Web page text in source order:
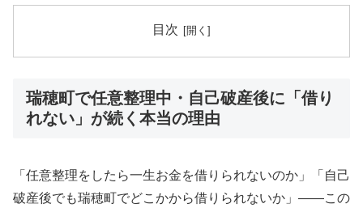
目次
瑞穂町で任意整理中・自己破産後に「借り
れない」が続く本当の理由
「任意整理をしたら一生お金を借りられないのか」「自己
破産後でも瑞穂町でどこかから借りられないか」——この